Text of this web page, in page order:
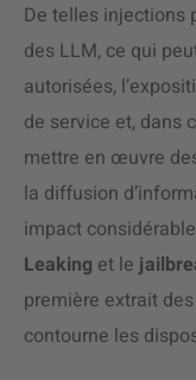
De telles injections
des LLM, ce qui
autorisées,
de service et, dans
mettre en œuvre
la diffusion
impact
Leaking et le
première extrait
contourne les